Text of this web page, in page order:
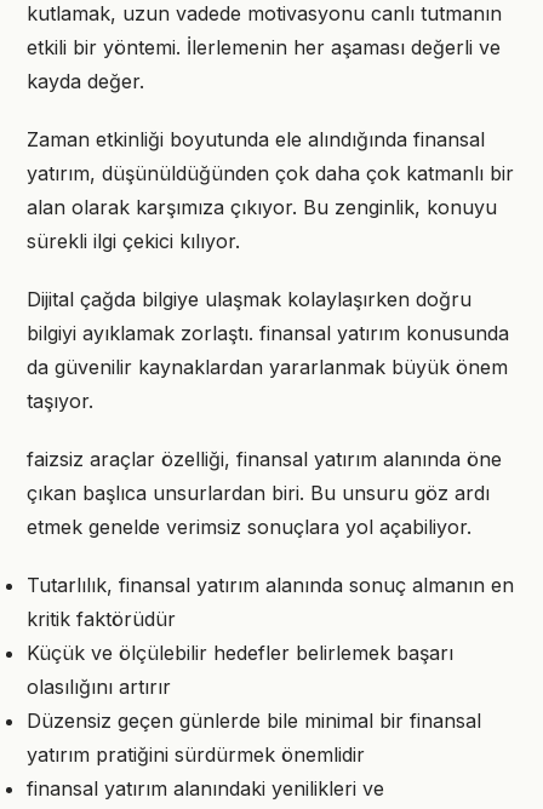
kutlamak, uzun vadede motivasyonu canlı tutmanın
etkili bir yöntemi. İlerlemenin her aşaması değerli ve
kayda değer.
Zaman etkinliği boyutunda ele alındığında finansal
yatırım, düşünüldüğünden çok daha çok katmanlı bir
alan olarak karşımıza çıkıyor. Bu zenginlik, konuyu
sürekli ilgi çekici kılıyor.
Dijital çağda bilgiye ulaşmak kolaylaşırken doğru
bilgiyi ayıklamak zorlaştı. finansal yatırım konusunda
da güvenilir kaynaklardan yararlanmak büyük önem
taşıyor.
faizsiz araçlar özelliği, finansal yatırım alanında öne
çıkan başlıca unsurlardan biri. Bu unsuru göz ardı
etmek genelde verimsiz sonuçlara yol açabiliyor.
Tutarlılık, finansal yatırım alanında sonuç almanın en
kritik faktörüdür
Küçük ve ölçülebilir hedefler belirlemek başarı
olasılığını artırır
Düzensiz geçen günlerde bile minimal bir finansal
yatırım pratiğini sürdürmek önemlidir
finansal yatırım alanındaki yenilikleri ve